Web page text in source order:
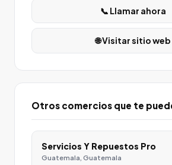
📞 Llamar ahora
🌐 Visitar sitio web
Otros comercios que te
Servicios Y Repuestos Pro
Guatemala, Guatemala